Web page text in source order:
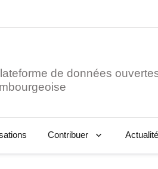
de données
Contribuer